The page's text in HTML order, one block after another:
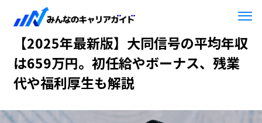
HOME 【2025年最新版】大同信号
【2025年最新版】大同信号の平均年収
は659万円。初任給やボーナス、残業
代や福利厚生も解説